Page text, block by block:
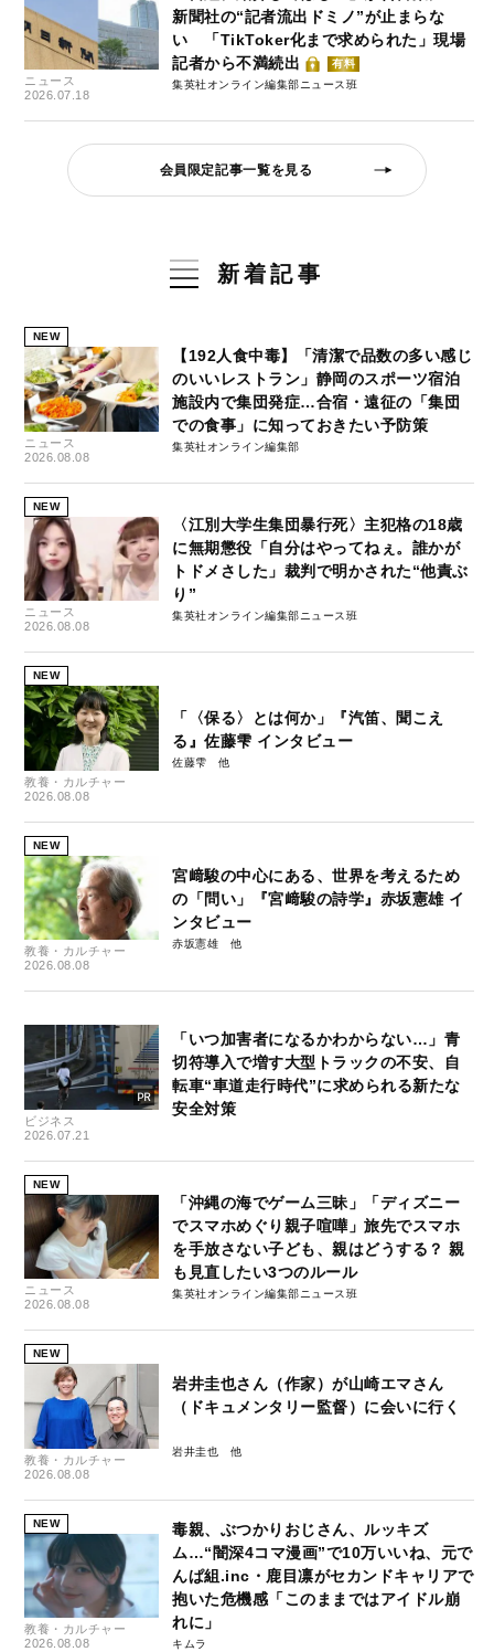
ニュース
2026.07.18
新聞社の“記者流出ドミノ”が止まらな
い 「TikToker化まで求められた」現場
記者から不満続出
有料
集英社オンライン編集部ニュース班
会員限定記事一覧を見る
新着記事
NEW
ニュース
2026.08.08
【192人食中毒】「清潔で品数の多い感じ
のいいレストラン」静岡のスポーツ宿泊
施設内で集団発症…合宿・遠征の「集団
での食事」に知っておきたい予防策
集英社オンライン編集部
NEW
ニュース
2026.08.08
〈江別大学生集団暴行死〉主犯格の18歳
に無期懲役「自分はやってねぇ。誰かが
トドメさした」裁判で明かされた“他責ぶ
り”
集英社オンライン編集部ニュース班
NEW
教養・カルチャー
2026.08.08
「〈保る〉とは何か」『汽笛、聞こえ
る』佐藤雫 インタビュー
佐藤雫
NEW
教養・カルチャー
2026.08.08
宮﨑駿の中心にある、世界を考えるため
の「問い」『宮﨑駿の詩学』赤坂憲雄 イ
ンタビュー
赤坂憲雄
ビジネス
2026.07.21
「いつ加害者になるかわからない…」青
切符導入で増す大型トラックの不安、自
転車“車道走行時代”に求められる新たな
安全対策
NEW
ニュース
2026.08.08
「沖縄の海でゲーム三昧」「ディズニー
でスマホめぐり親子喧嘩」旅先でスマホ
を手放さない子ども、親はどうする？ 親
も見直したい3つのルール
集英社オンライン編集部ニュース班
NEW
教養・カルチャー
2026.08.08
岩井圭也さん（作家）が山崎エマさん
（ドキュメンタリー監督）に会いに行く
岩井圭也
NEW
教養・カルチャー
2026.08.08
毒親、ぶつかりおじさん、ルッキズ
ム…“闇深4コマ漫画”で10万いいね、元で
んぱ組.inc・鹿目凛がセカンドキャリアで
抱いた危機感「このままではアイドル崩
れに」
キムラ